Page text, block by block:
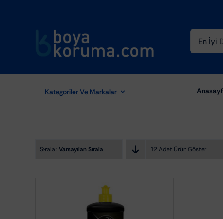
Ara:
Kategoriler Ve Markalar
Aydınlatma Ekipmanları
Sırala :Varsayılan Sıralama 12 Adet Ürün Göster